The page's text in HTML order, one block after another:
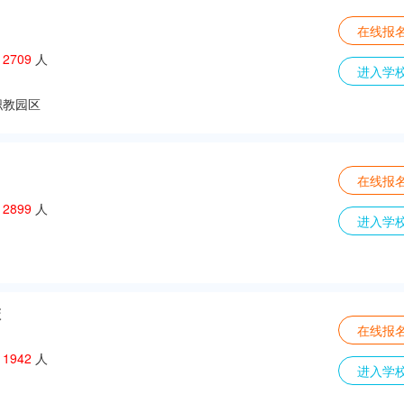
2709人
园区
在线报
进入学
2899人
在线报
进入学
1942 人
在线报
进入学